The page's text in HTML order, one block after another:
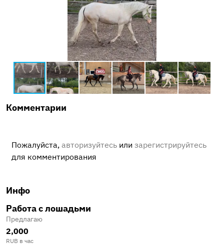
Комментарии
Пожалуйста, авторизуйтесь или зарегистрируйтесь
для комментирования
Инфо
Работа с лошадьми
Предлагаю
2,000
RUB в час